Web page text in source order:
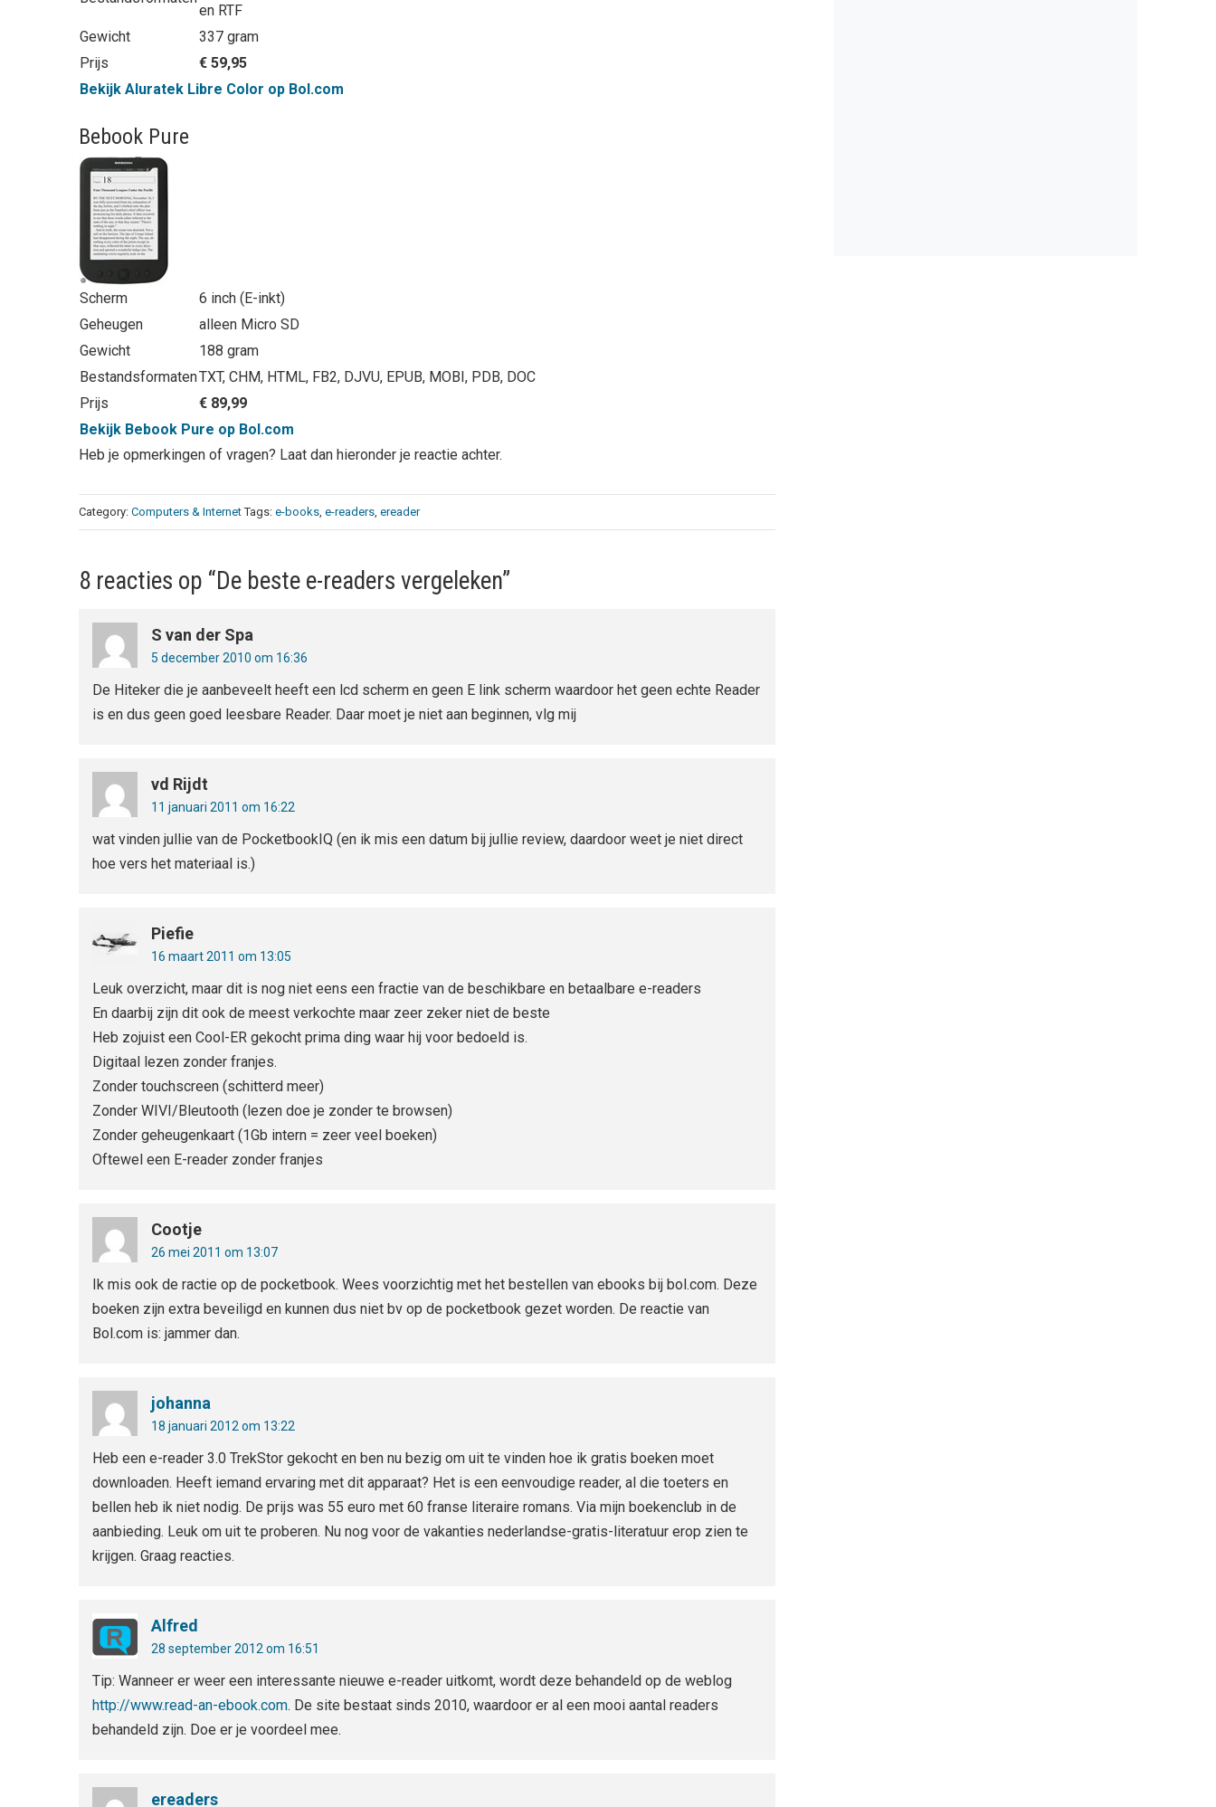
en RTF
Gewicht
337 gram
Prijs
€ 59,95
Bekijk Aluratek Libre Color op Bol.com
Bebook Pure
Scherm
6 inch (E-inkt)
Geheugen
alleen Micro SD
Gewicht
188 gram
BestandsformatenTXT, CHM, HTML, FB2, DJVU, EPUB, MOBI, PDB, DOC
Prijs
€ 89,99
Bekijk Bebook Pure op Bol.com
Heb je opmerkingen of vragen? Laat dan hieronder je reactie achter.
Category: Computers & Internet Tags: e-books, e-readers, ereader
8 reacties op “De beste e-readers vergeleken”
S van der Spa
5 december 2010 om 16:36
De Hiteker die je aanbeveelt heeft een lcd scherm en geen E link scherm waardoor het geen echte Reader
is en dus geen goed leesbare Reader. Daar moet je niet aan beginnen, vlg mij
vd Rijdt
11 januari 2011 om 16:22
wat vinden jullie van de PocketbookIQ (en ik mis een datum bij jullie review, daardoor weet je niet direct
hoe vers het materiaal is.)
Piefie
16 maart 2011 om 13:05
Leuk overzicht, maar dit is nog niet eens een fractie van de beschikbare en betaalbare e-readers
En daarbij zijn dit ook de meest verkochte maar zeer zeker niet de beste
Heb zojuist een Cool-ER gekocht prima ding waar hij voor bedoeld is.
Digitaal lezen zonder franjes.
Zonder touchscreen (schitterd meer)
Zonder WIVI/Bleutooth (lezen doe je zonder te browsen)
Zonder geheugenkaart (1Gb intern = zeer veel boeken)
Oftewel een E-reader zonder franjes
Cootje
26 mei 2011 om 13:07
Ik mis ook de ractie op de pocketbook. Wees voorzichtig met het bestellen van ebooks bij bol.com. Deze
boeken zijn extra beveiligd en kunnen dus niet bv op de pocketbook gezet worden. De reactie van
Bol.com is: jammer dan.
johanna
18 januari 2012 om 13:22
Heb een e-reader 3.0 TrekStor gekocht en ben nu bezig om uit te vinden hoe ik gratis boeken moet
downloaden. Heeft iemand ervaring met dit apparaat? Het is een eenvoudige reader, al die toeters en
bellen heb ik niet nodig. De prijs was 55 euro met 60 franse literaire romans. Via mijn boekenclub in de
aanbieding. Leuk om uit te proberen. Nu nog voor de vakanties nederlandse-gratis-literatuur erop zien te
krijgen. Graag reacties.
Alfred
28 september 2012 om 16:51
Tip: Wanneer er weer een interessante nieuwe e-reader uitkomt, wordt deze behandeld op de weblog
http://www.read-an-ebook.com. De site bestaat sinds 2010, waardoor er al een mooi aantal readers
behandeld zijn. Doe er je voordeel mee.
ereaders